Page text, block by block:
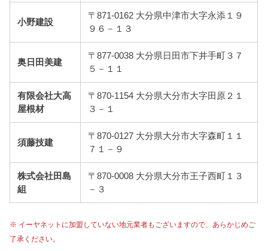
小野建設
〒871-0162 大分県中津市大字永添１９
９６－１３
奥日田美建
〒877-0038 大分県日田市下井手町３７
５－１１
有限会社大高
屋根材
〒870-1154 大分県大分市大字田原２１
３－１
須藤技建
〒870-0127 大分県大分市大字森町１１
７１－９
株式会社田島
組
〒870-0008 大分県大分市王子西町１３
－３
※ イーヤネットに加盟していない地元業者もございますので、あらかじめご
了承ください。